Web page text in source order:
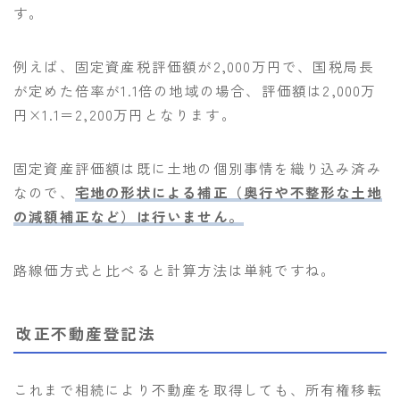
す。
例えば、固定資産税評価額が2,000万円で、国税局長
が定めた倍率が1.1倍の地域の場合、評価額は2,000万
円×1.1＝2,200万円となります。
固定資産評価額は既に土地の個別事情を織り込み済み
なので、 宅地の形状による補正（奥行や不整形な土地
の減額補正など）は行いません。
路線価方式と比べると計算方法は単純ですね。
改正不動産登記法
これまで相続により不動産を取得しても、所有権移転